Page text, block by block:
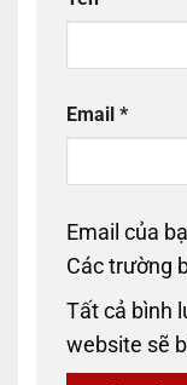
Email *
Email của
Các trường
Tất cả bình
website sẽ